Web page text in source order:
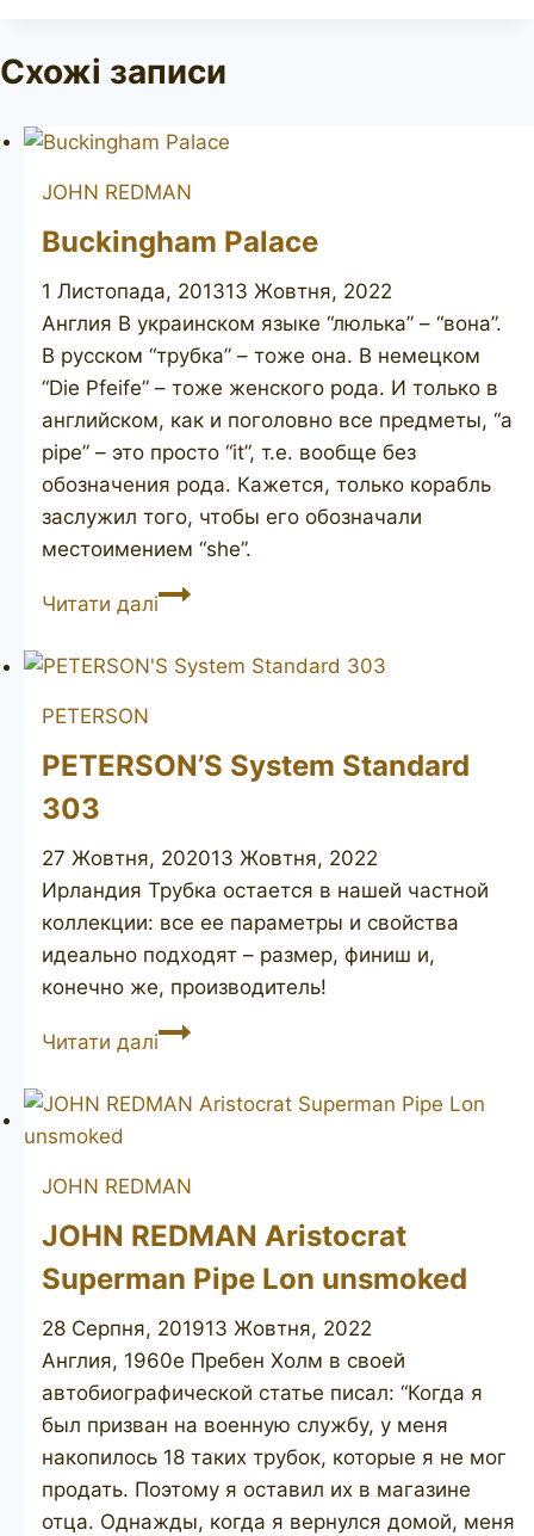
Схожі записи
JOHN REDMAN
Buckingham Palace
1 Листопада, 201313 Жовтня, 2022
Англия В украинском языке “люлька” – “вона”.
В русском “трубка” – тоже она. В немецком
“Die Pfeife” – тоже женского рода. И только в
английском, как и поголовно все предметы, “a
pipe” – это просто “it”, т.е. вообще без
обозначения рода. Кажется, только корабль
заслужил того, чтобы его обозначали
местоимением “she”.
Читати даліBuckingham
PETERSON
PETERSON’S System Standard
303
27 Жовтня, 202013 Жовтня, 2022
Ирландия Трубка остается в нашей частной
коллекции: все ее параметры и свойства
идеально подходят – размер, финиш и,
конечно же, производитель!
Читати даліPETERSON’S
Standard
JOHN REDMAN
JOHN REDMAN Aristocrat
Superman Pipe Lon unsmoked
28 Серпня, 201913 Жовтня, 2022
Англия, 1960е Пребен Холм в своей
автобиографической статье писал: “Когда я
был призван на военную службу, у меня
накопилось 18 таких трубок, которые я не мог
продать. Поэтому я оставил их в магазине
отца. Однажды, когда я вернулся домой, меня